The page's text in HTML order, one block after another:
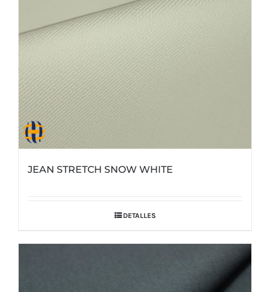
JEAN STRETCH SNOW WHITE
DETALLES